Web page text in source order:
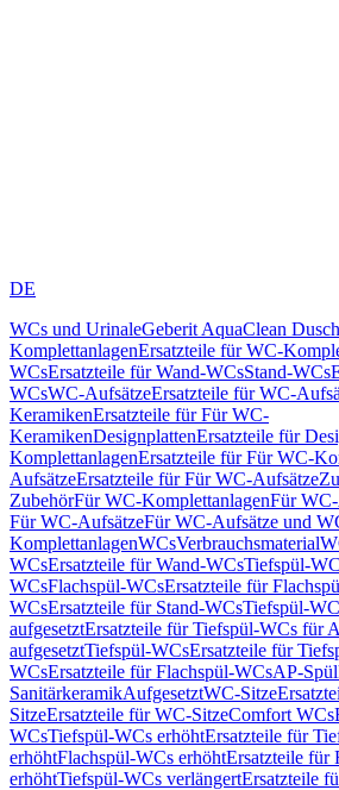
DE
WCs und UrinaleGeberit AquaClean
KomplettanlagenErsatzteile für WC-
WCsErsatzteile für Wand-WCsStand-WCs
WCsWC-AufsätzeErsatzteile für WC-
KeramikenErsatzteile für Für WC-
KeramikenDesignplattenErsatzteile für
KomplettanlagenErsatzteile für Für WC-
AufsätzeErsatzteile für Für WC-Aufsätze
ZubehörFür WC-KomplettanlagenFür
Für WC-AufsätzeFür WC-Aufsätze und
KomplettanlagenWCsVerbrauchsmaterial
WCsErsatzteile für Wand-WCsTiefspül-
WCsFlachspül-WCsErsatzteile für
WCsErsatzteile für Stand-WCsTiefspül-
aufgesetztErsatzteile für Tiefspül-WCs für
aufgesetztTiefspül-WCsErsatzteile für
WCsErsatzteile für Flachspül-WCsAP-
SanitärkeramikAufgesetztWC-Sitze
SitzeErsatzteile für WC-SitzeComfort WCs
WCsTiefspül-WCs erhöhtErsatzteile für
erhöhtFlachspül-WCs erhöhtErsatzteile für
erhöhtTiefspül-WCs verlängertErsatzteile